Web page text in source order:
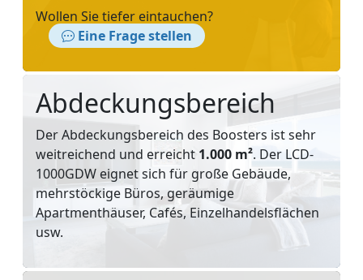
Wollen Sie tiefer eintauchen?
Eine Frage stellen
Abdeckungsbereich
Der Abdeckungsbereich des Boosters ist sehr
weitreichend und erreicht 1.000 m². Der LCD-
1000GDW eignet sich für große Gebäude,
mehrstöckige Büros, geräumige
Apartmenthäuser, Cafés, Einzelhandelsflächen
usw.